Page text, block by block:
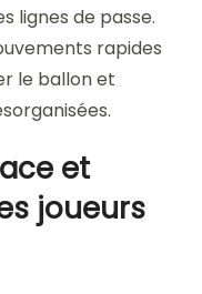
lignes de passe.
rapides
le ballon et
et
joueurs